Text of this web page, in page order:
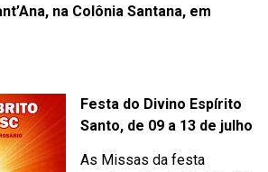
na Colônia Santana, em
Festa do Divino Espírito
Santo, de 09 a 13 de julho
As Missas da festa